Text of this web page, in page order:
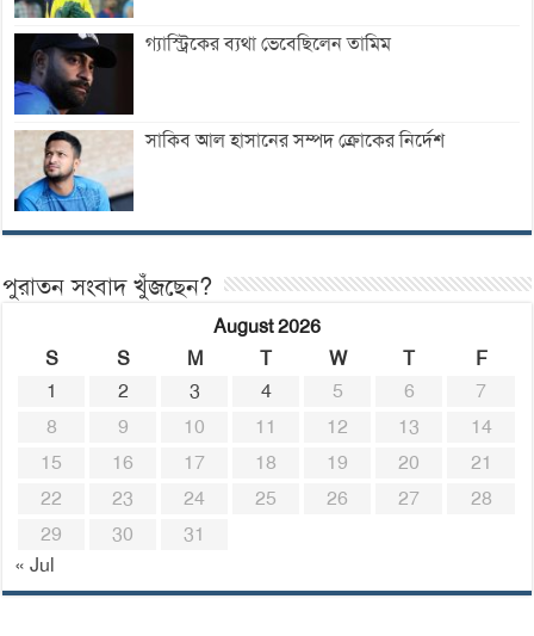
গ্যাস্ট্রিকের ব্যথা ভেবেছিলেন তামিম
সাকিব আল হাসানের সম্পদ ক্রোকের নির্দেশ
পুরাতন সংবাদ খুঁজছেন?
August 2026
S
S M T W T
F
1
2 3 4 5 6
7
8
9 10 11 12 13
14
15
16 17 18 19 20
21
22
23 24 25 26 27
28
29
30
31
« Jul